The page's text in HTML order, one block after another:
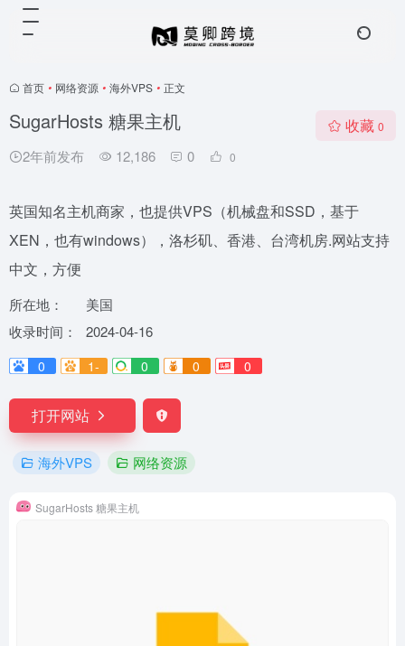
首页 • 网络资源 • 海外VPS • 正文
SugarHosts 糖果主机
2年前发布 12,186 0 0
收藏 0
英国知名主机商家，也提供VPS（机械盘和SSD，基于
XEN，也有windows），洛杉矶、香港、台湾机房.网站支持
中文，方便
所在地：
美国
收录时间：
2024-04-16
0 1- 0 0 0
打开网站
海外VPS 网络资源
SugarHosts 糖果主机